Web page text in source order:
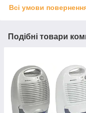
Всі умови
Подібні товари